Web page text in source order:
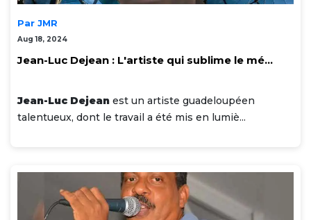
Par JMR
Aug 18, 2024
Jean-Luc Dejean : L'artiste qui sublime le mé...
Jean-Luc Dejean est un artiste guadeloupéen
talentueux, dont le travail a été mis en lumiè...